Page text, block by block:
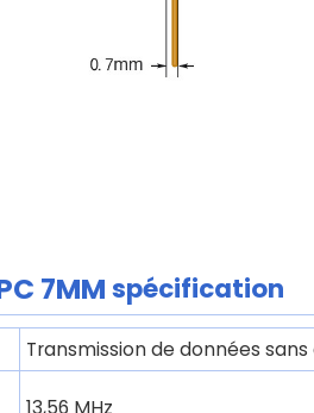
7MM spécification
Transmission de données
13,56 MHz